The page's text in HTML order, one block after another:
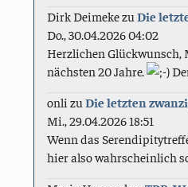
Dirk DeimekezuDie
Do., 30.04.2026 04:02
Herzlichen Glückwunsch,
nächsten 20 Jahre.
onli zuDie letzten
Mi., 29.04.2026 18:51
Wenn das
hier also wahrscheinlich